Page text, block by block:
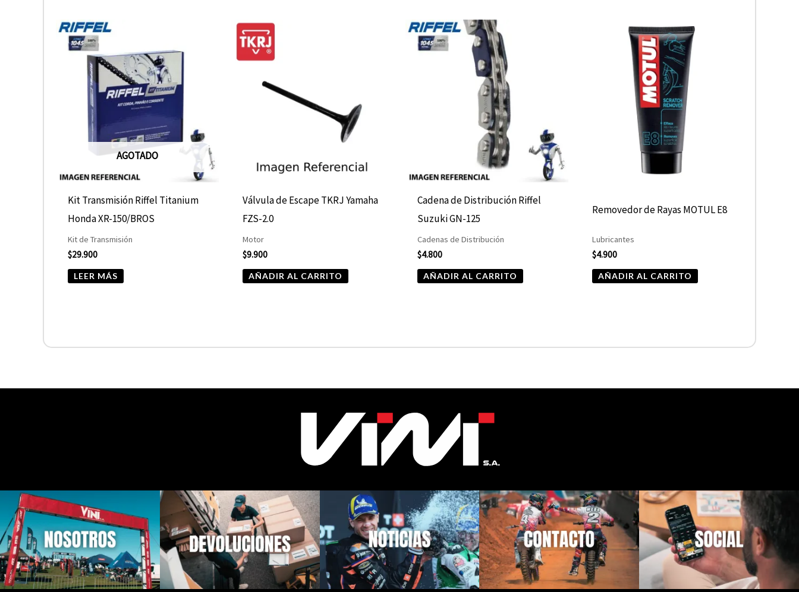
AGOTADO
Kit Transmisión Riffel Titanium
Honda XR-150/BROS
Kit de Transmisión
$29.900
LEER MÁS
Válvula de Escape TKRJ Yamaha
FZS-2.0
Motor
$9.900
AÑADIR AL CARRITO
Cadena de Distribución Riffel
Suzuki GN-125
Cadenas de Distribución
$4.800
AÑADIR AL CARRITO
Removedor de Rayas MOTUL E8
Lubricantes
$4.900
AÑADIR AL CARRITO